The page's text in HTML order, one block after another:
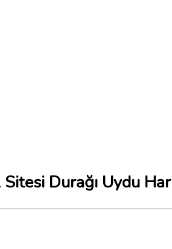
Sitesi Durağı Uydu